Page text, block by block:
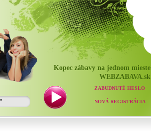
Kopec zábavy na jednom mieste
WEBZABAVA.sk
ZABUDNUTÉ HESLO
NOVÁ REGISTRÁCIA